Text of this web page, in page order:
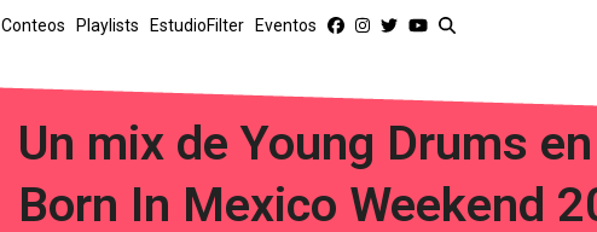
Conteos Playlists EstudioFilter Eventos
Un mix de Young Drums
Born In Mexico Weekend